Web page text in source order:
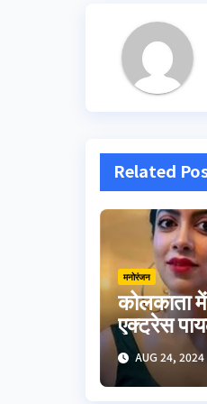
Related
मनोरंजन
कोलकाता
एक्ट्रेस
हमला
AUG 24, 2024